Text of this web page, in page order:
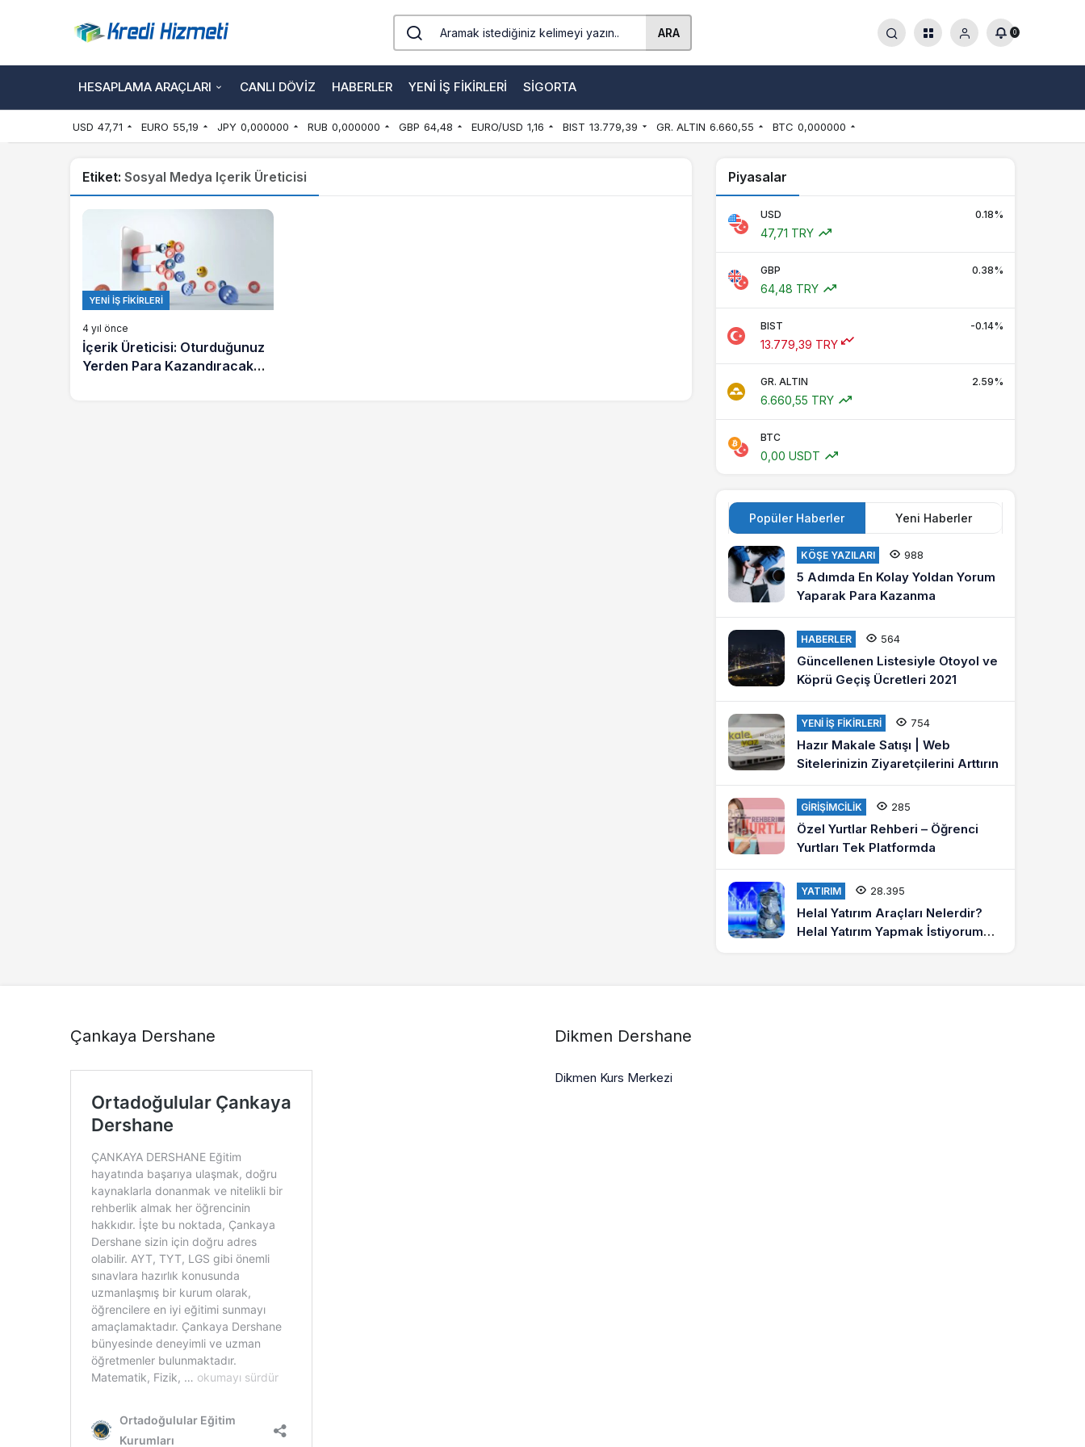
ARA 0
HESAPLAMA ARAÇLARI CANLI DÖVIZ HABERLER YENI İŞ FIKIRLERI SIGORTA
USD 47,71 EURO 55,19 JPY 0,000000 RUB 0,000000 GBP 64,48 EURO/USD 1,16 BIST 13.779,39 GR. ALTIN 6.660,55 BTC 0,000000
Etiket: Sosyal Medya Içerik Üreticisi
YENI İŞ FIKIRLERI
4 yıl önce
İçerik Üreticisi: Oturduğunuz
Yerden Para Kazandıracak
Piyasalar
USD 0.18%
47,71 TRY
GBP 0.38%
64,48 TRY
BIST -0.14%
13.779,39 TRY
GR. ALTIN 2.59%
6.660,55 TRY
BTC
0,00 USDT
Popüler Haberler Yeni Haberler
KÖŞE YAZILARI 988
5 Adımda En Kolay Yoldan Yorum
Yaparak Para Kazanma
HABERLER 564
Güncellenen Listesiyle Otoyol ve
Köprü Geçiş Ücretleri 2021
YENI İŞ FIKIRLERI 754
Hazır Makale Satışı | Web
Sitelerinizin Ziyaretçilerini Arttırın
GIRIŞIMCILIK 285
Özel Yurtlar Rehberi – Öğrenci
Yurtları Tek Platformda
YATIRIM 28.395
Helal Yatırım Araçları Nelerdir?
Helal Yatırım Yapmak İstiyorum
Çankaya Dershane Dikmen Dershane
Dikmen Kurs Merkezi